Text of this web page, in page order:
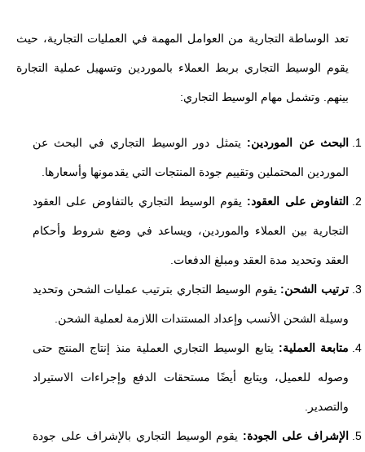
تعد الوساطة التجارية من العوامل المهمة في العمليات التجارية، حيث
يقوم الوسيط التجاري بربط العملاء بالموردين وتسهيل عملية التجارة
بينهم. وتشمل مهام الوسيط التجاري:
البحث عن الموردين: يتمثل دور الوسيط التجاري في البحث عن
الموردين المحتملين وتقييم جودة المنتجات التي يقدمونها وأسعارها.
التفاوض على العقود: يقوم الوسيط التجاري بالتفاوض على العقود
التجارية بين العملاء والموردين، ويساعد في وضع شروط وأحكام
العقد وتحديد مدة العقد ومبلغ الدفعات.
ترتيب الشحن: يقوم الوسيط التجاري بترتيب عمليات الشحن وتحديد
وسيلة الشحن الأنسب وإعداد المستندات اللازمة لعملية الشحن.
متابعة العملية: يتابع الوسيط التجاري العملية منذ إنتاج المنتج حتى
وصوله للعميل، ويتابع أيضًا مستحقات الدفع وإجراءات الاستيراد
والتصدير.
الإشراف على الجودة: يقوم الوسيط التجاري بالإشراف على جودة